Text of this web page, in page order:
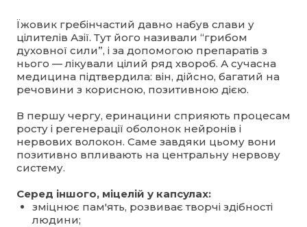
Їжовик гребінчастий давно набув слави у
цілителів Азії. Тут його називали “грибом
духовної сили”, і за допомогою препаратів з
нього — лікували цілий ряд хвороб. А сучасна
медицина підтвердила: він, дійсно, багатий на
речовини з корисною, позитивною дією.
В першу чергу, еринацини сприяють процесам
росту і регенерації оболонок нейронів і
нервових волокон. Саме завдяки цьому вони
позитивно впливають на центральну нервову
систему.
Серед іншого, міцелій у капсулах:
зміцнює пам'ять, розвиває творчі здібності
людини;